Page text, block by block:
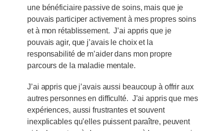
une bénéficiaire passive de soins, mais que je
pouvais participer activement à mes propres soins
et à mon rétablissement. J’ai appris que je
pouvais agir, que j’avais le choix et la
responsabilité de m’aider dans mon propre
parcours de la maladie mentale.
J’ai appris que j’avais aussi beaucoup à offrir aux
autres personnes en difficulté. J’ai appris que mes
expériences, aussi frustrantes et souvent
inexplicables qu’elles puissent paraître, peuvent